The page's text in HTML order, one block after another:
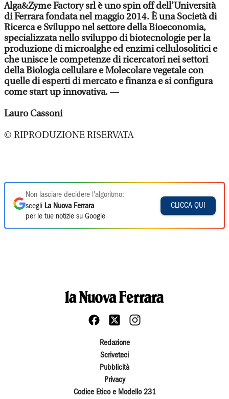
Alga&Zyme Factory srl è uno spin off dell’Università
di Ferrara fondata nel maggio 2014. È una Società di
Ricerca e Sviluppo nel settore della Bioeconomia,
specializzata nello sviluppo di biotecnologie per la
produzione di microalghe ed enzimi cellulosolitici e
che unisce le competenze di ricercatori nei settori
della Biologia cellulare e Molecolare vegetale con
quelle di esperti di mercato e finanza e si configura
come start up innovativa.—
Lauro Cassoni
© RIPRODUZIONE RISERVATA
Non lasciare decidere l'algoritmo:
scegli La Nuova Ferrara
per le tue notizie su Google
CLICCA QUI
Redazione
Scriveteci
Pubblicità
Privacy
Codice Etico e Modello 231